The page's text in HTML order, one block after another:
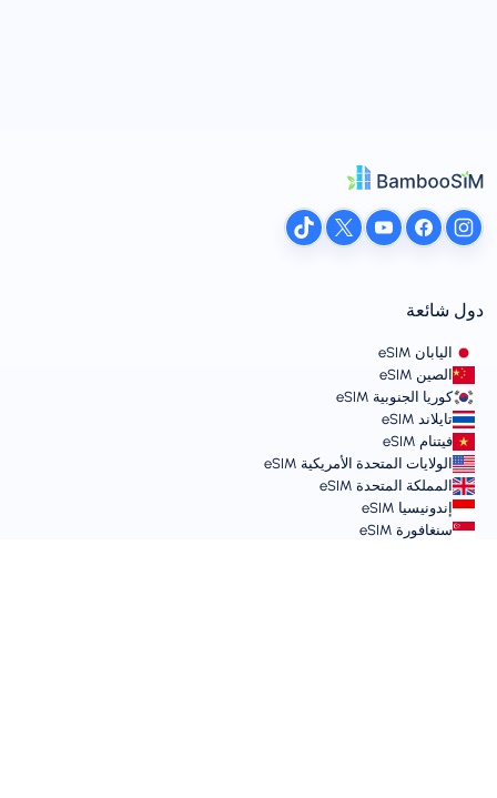
دول شائعة
اليابان eSIM
الصين eSIM
كوريا الجنوبية eSIM
تايلاند eSIM
فيتنام eSIM
الولايات المتحدة الأمريكية eSIM
المملكة المتحدة eSIM
إندونيسيا eSIM
سنغافورة eSIM